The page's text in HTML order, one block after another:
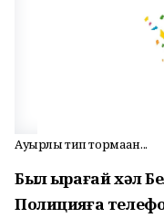
Ауырлы тип тормаған...
Был ҡырағай хәл
Полицияға